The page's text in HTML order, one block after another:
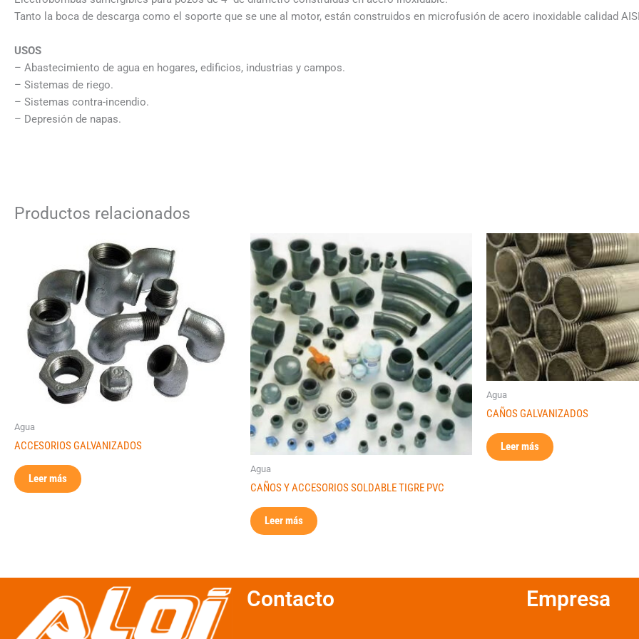
Tanto la boca de descarga como el soporte que se une al motor, están construidos en microfusión de acero inoxidable calidad
USOS
– Abastecimiento de agua en hogares, edificios, industrias y campos.
– Sistemas de riego.
– Sistemas contra-incendio.
– Depresión de napas.
Productos relacionados
Agua
ACCESORIOS GALVANIZADOS
Leer más
Agua
CAÑOS Y ACCESORIOS SOLDABLE TIGRE PVC
Leer más
Agua
CAÑOS GALVANIZADOS
Leer más
Contacto Empresa